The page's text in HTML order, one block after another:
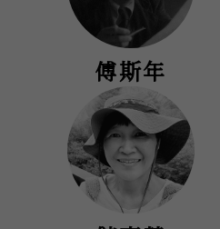
傅斯年